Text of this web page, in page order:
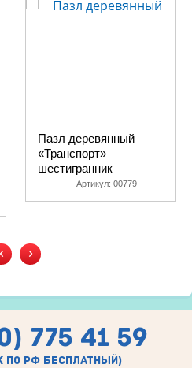
Пазл деревянный
«Транспорт»
шестигранник
Артикул: 00779
›
775 41 59
по рф бесплатный)